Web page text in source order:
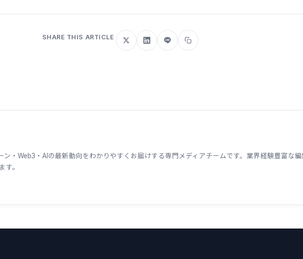
SHARE THIS ARTICLE
ン・Web3・AIの最新動向をわかりやすくお届けする専門メディアチームです。業界経験豊富な
す。